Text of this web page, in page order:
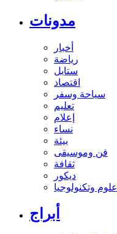
مدونات
أخبار
رياضة
ستايل
اقتصاد
سياحة وسفر
تعليم
إعلام
نساء
بيئة
فن وموسيقى
ثقافة
ديكور
علوم وتكنولوجيا
أبراج